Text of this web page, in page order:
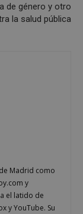
de género y otro
la salud pública
Madrid como
y
el latido de
y YouTube. Su